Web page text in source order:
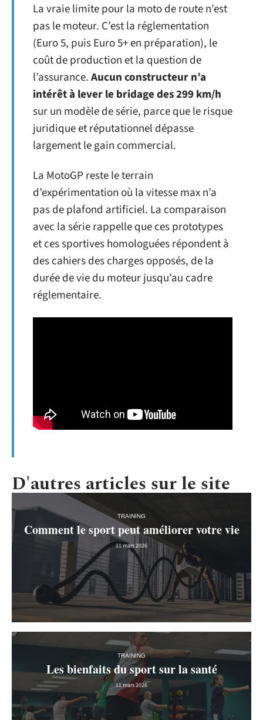
La vraie limite pour la moto de route n’est
pas le moteur. C’est la réglementation
(Euro 5, puis Euro 5+ en préparation), le
coût de production et la question de
l’assurance.Aucun constructeur n’a
intérêt à lever le bridage des 299 km/h
sur un modèle de série, parce que le risque
juridique et réputationnel dépasse
largement le gain commercial.
La MotoGP reste le terrain
d’expérimentation où la vitesse max n’a
pas de plafond artificiel. La comparaison
avec la série rappelle que ces prototypes
et ces sportives homologuées répondent à
des cahiers des charges opposés, de la
durée de vie du moteur jusqu’au cadre
réglementaire.
D'autres articles sur le site
TRAINING
Comment le sport peut améliorer votre vie
11 mars 2026
TRAINING
Les bienfaits du sport sur la santé
11 mars 2026